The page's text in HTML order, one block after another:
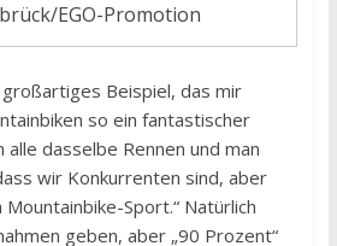
EGO-Promotion
Beispiel, das mir
so ein fantastischer
dasselbe Rennen und man
wir Konkurrenten sind, aber
Sport.“ Natürlich
geben, aber „90 Prozent“